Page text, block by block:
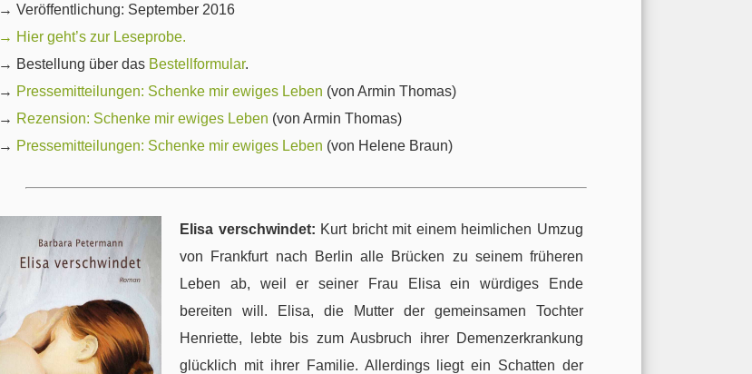
→ Veröffentlichung: September 2016
→ Hier geht’s zur Leseprobe.
→ Bestellung über das Bestellformular.
→ Pressemitteilungen: Schenke mir ewiges Leben (von Armin Thomas)
→ Rezension: Schenke mir ewiges Leben (von Armin Thomas)
→ Pressemitteilungen: Schenke mir ewiges Leben (von Helene Braun)
Elisa verschwindet: Kurt bricht mit einem heimlichen Umzug
von Frankfurt nach Berlin alle Brücken zu seinem früheren
Leben ab, weil er seiner Frau Elisa ein würdiges Ende
bereiten will. Elisa, die Mutter der gemeinsamen Tochter
Henriette, lebte bis zum Ausbruch ihrer Demenzerkrankung
glücklich mit ihrer Familie. Allerdings liegt ein Schatten der